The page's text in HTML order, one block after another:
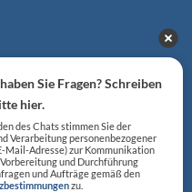
Sie Fragen? Schreiben
hier.
des Chats stimmen Sie der
Verarbeitung personenbezogener
Mail-Adresse) zur Kommunikation
und Durchführung
und Aufträge gemäß den
zu.